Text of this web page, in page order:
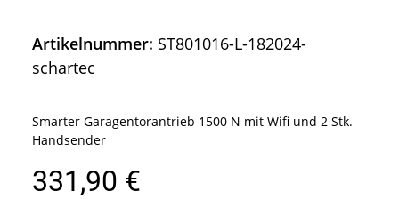
Artikelnummer: ST801016-L-182024-
schartec
Smarter Garagentorantrieb 1500 N mit Wifi und 2 Stk.
Handsender
331,90 €